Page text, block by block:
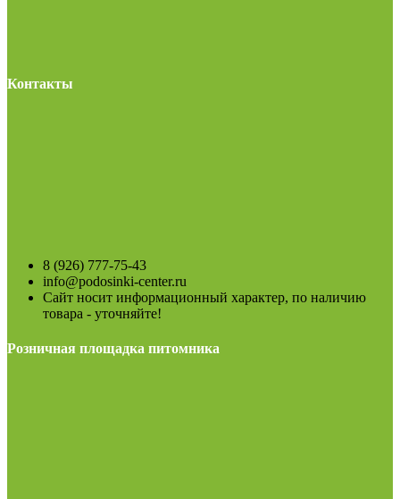
Контакты
8 (926) 777-75-43
info@podosinki-center.ru
Сайт носит информационный характер, по наличию
товара - уточняйте!
Розничная площадка питомника